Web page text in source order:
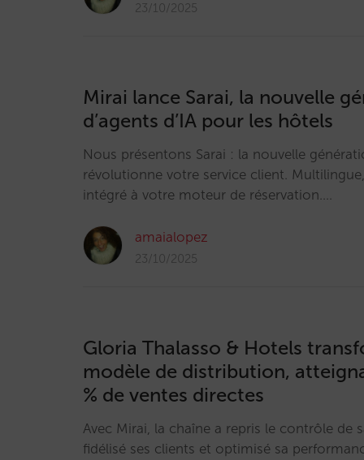
23/10/2025
Mirai lance Sarai, la nouvelle
d’agents d’IA pour les hôtels
Nous présentons Sarai : la nouvelle
révolutionne votre service client.
intégré à votre moteur de réservation.…
amaialopez
23/10/2025
Gloria Thalasso & Hotels
modèle de distribution,
% de ventes directes
Avec Mirai, la chaîne a repris le contrôle de
fidélisé ses clients et optimisé sa